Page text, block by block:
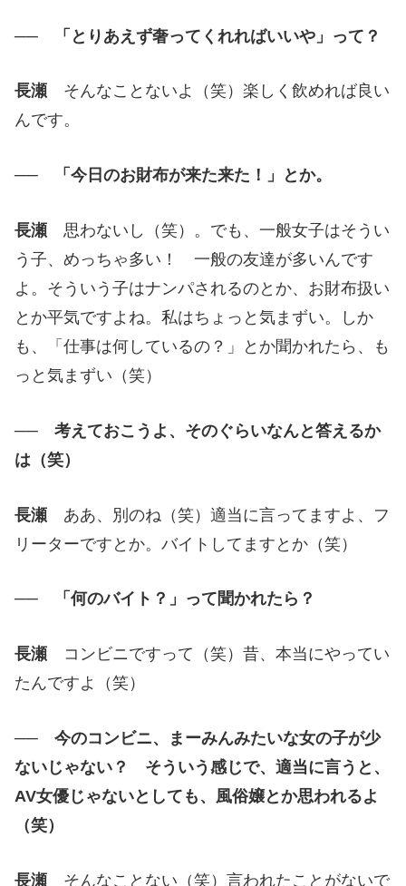
── 「とりあえず奢ってくれればいいや」って？
長瀬 そんなことないよ（笑）楽しく飲めれば良い
んです。
── 「今日のお財布が来た来た！」とか。
長瀬 思わないし（笑）。でも、一般女子はそうい
う子、めっちゃ多い！ 一般の友達が多いんです
よ。そういう子はナンパされるのとか、お財布扱い
とか平気ですよね。私はちょっと気まずい。しか
も、「仕事は何しているの？」とか聞かれたら、も
っと気まずい（笑）
── 考えておこうよ、そのぐらいなんと答えるか
は（笑）
長瀬 ああ、別のね（笑）適当に言ってますよ、フ
リーターですとか。バイトしてますとか（笑）
── 「何のバイト？」って聞かれたら？
長瀬 コンビニですって（笑）昔、本当にやってい
たんですよ（笑）
── 今のコンビニ、まーみんみたいな女の子が少
ないじゃない？ そういう感じで、適当に言うと、
AV女優じゃないとしても、風俗嬢とか思われるよ
（笑）
長瀬 そんなことない（笑）言われたことがないで